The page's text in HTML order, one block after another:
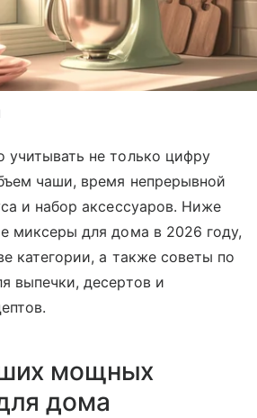
не только цифру
чаши, время непрерывной
и набор аксессуаров. Ниже
миксеры для дома в 2026 году,
категории, а также советы по
выпечки, десертов и
мощных
дома